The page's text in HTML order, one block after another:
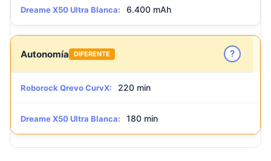
Dreame X50 Ultra Blanca: 6.400 mAh
Autonomía DIFERENTE ?
Roborock Qrevo CurvX: 220 min
Dreame X50 Ultra Blanca: 180 min